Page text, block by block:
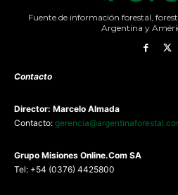
Fuente de información forestal,
Argentina y
Contacto
Director: Marcelo Almada
Contacto:
Grupo Misiones Online.Com SA
Tel: +54 (0376) 4425800